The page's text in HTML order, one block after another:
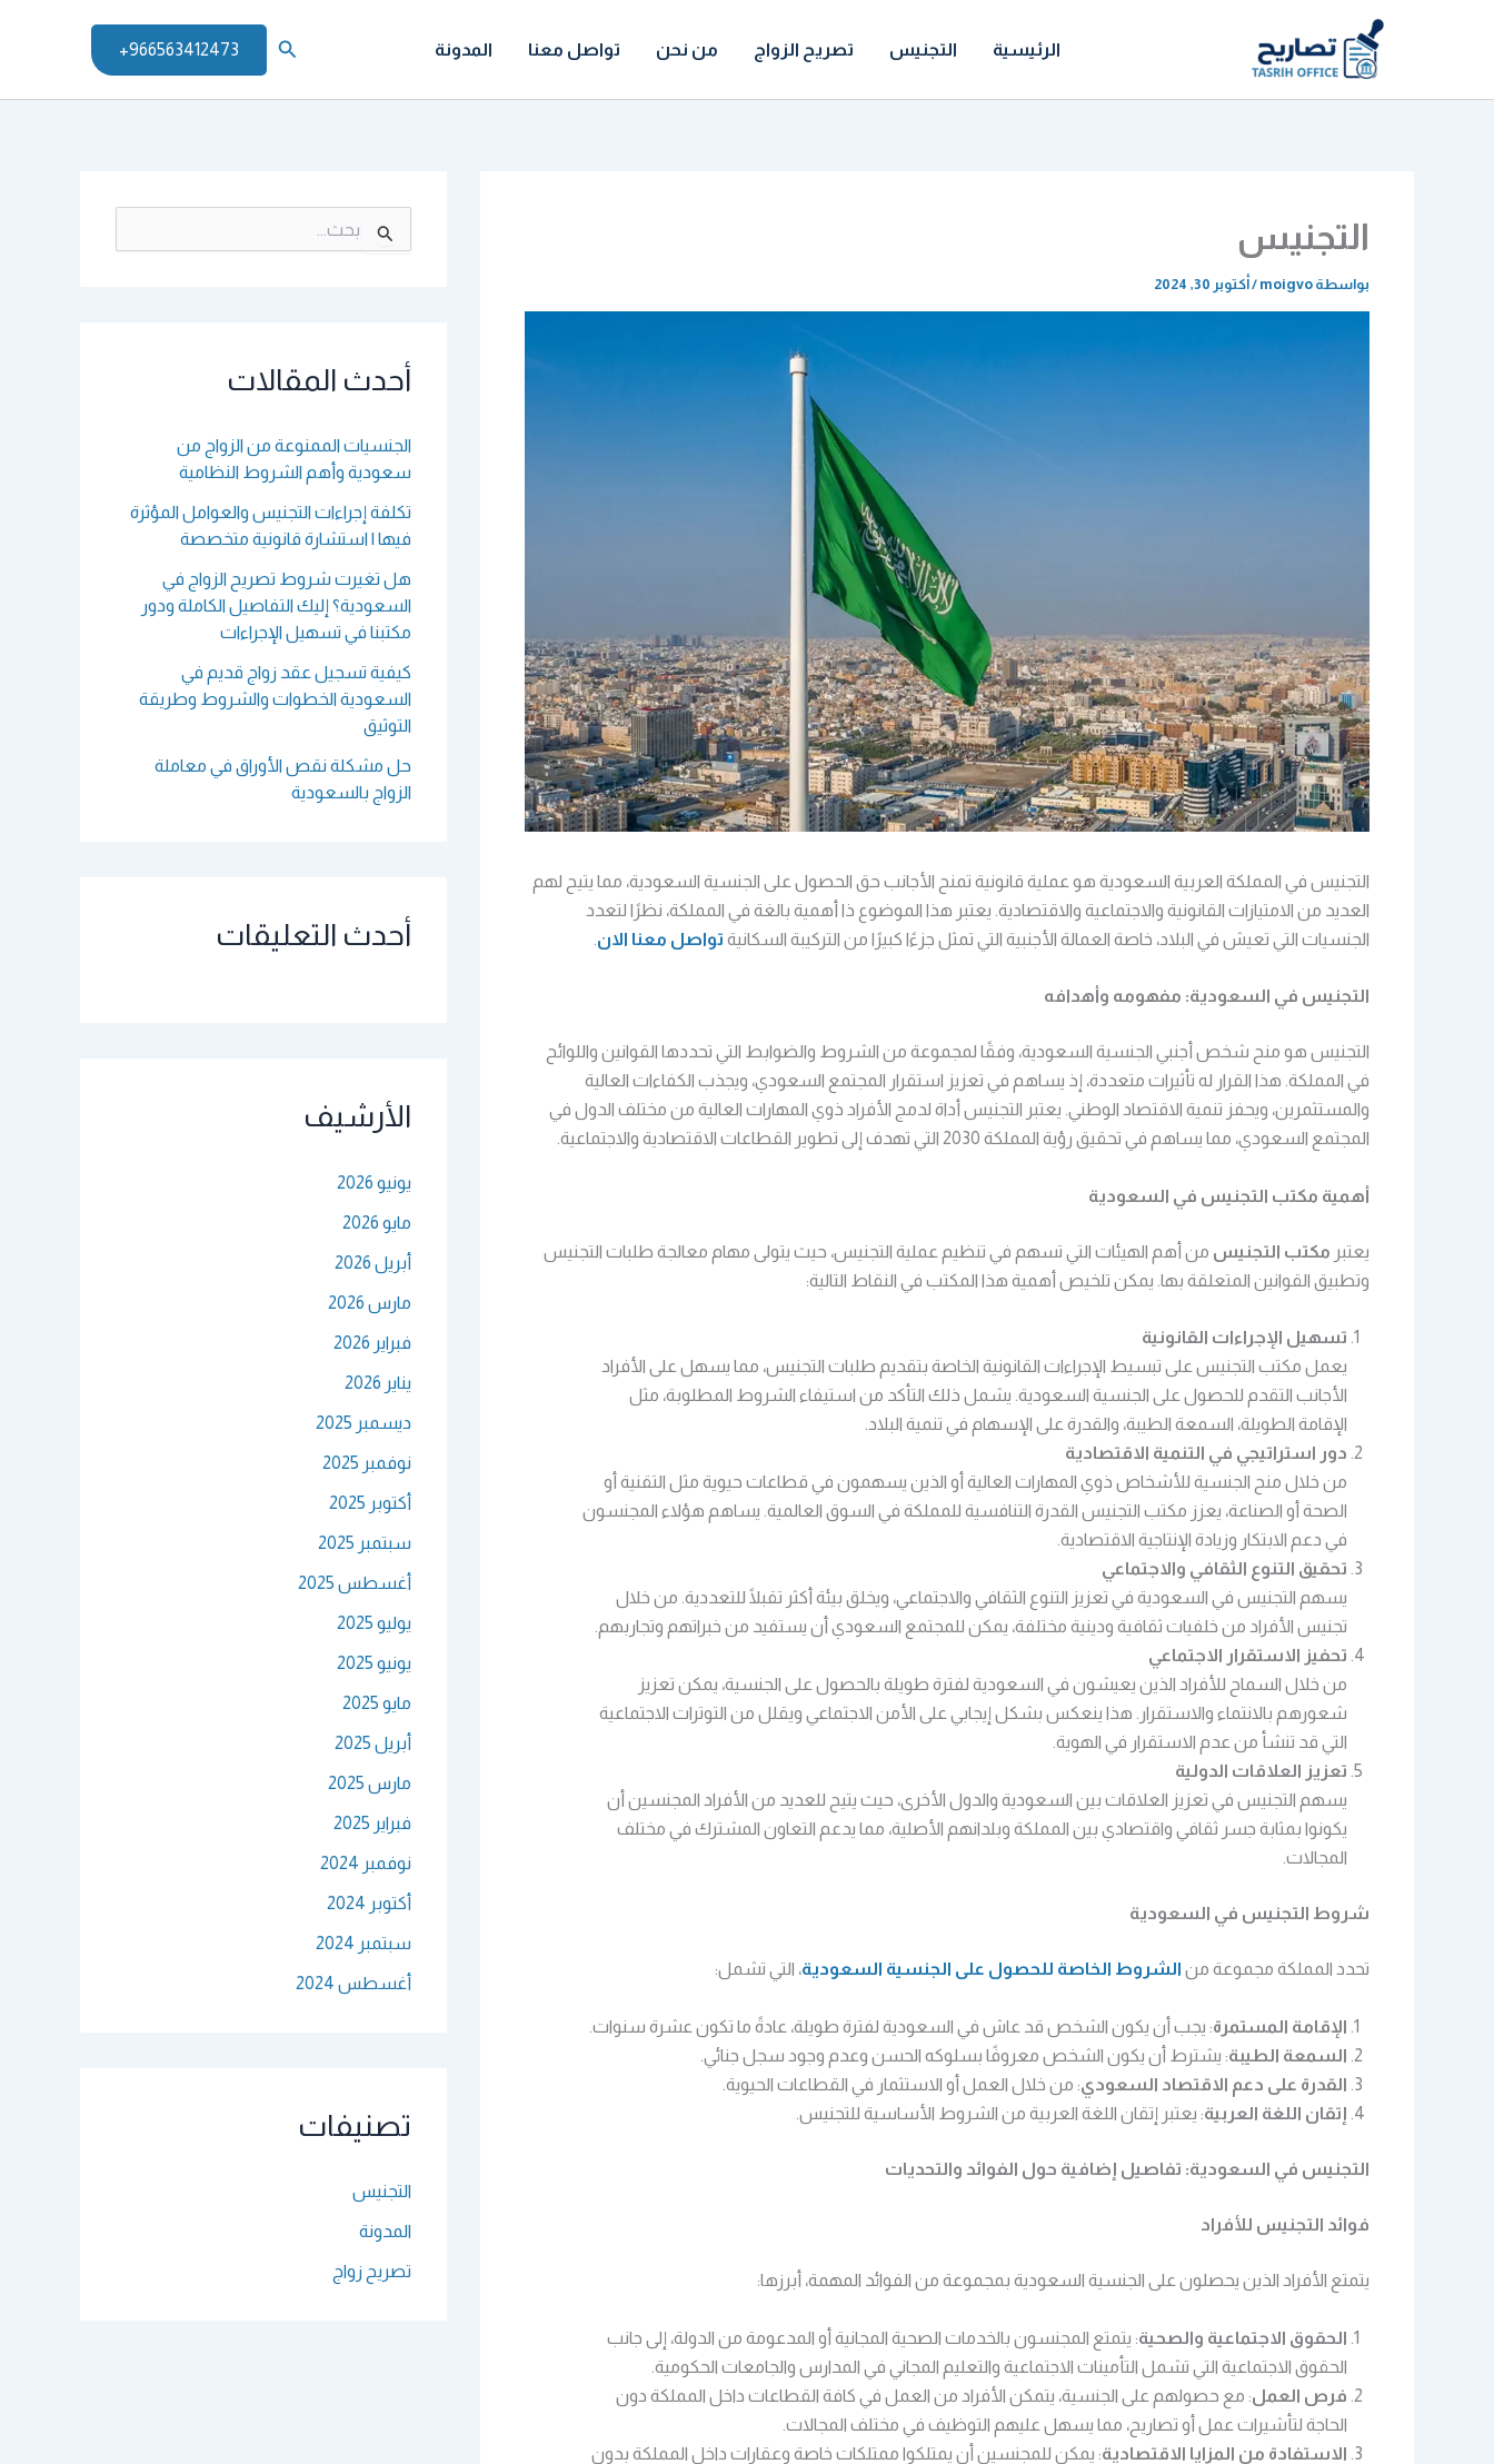
الرئيسية التجنيس تصريح الزواج من نحن تواصل معنا المدونة البحث 966563412473+
التجنيس
بواسطة moigvo
/أكتوبر 30, 2024
التجنيس في المملكة العربية السعودية هو عملية قانونية تمنح الأجانب حق الحصول على الجنسية السعودية، مما يتيح لهم
العديد من الامتيازات القانونية والاجتماعية والاقتصادية. يعتبر هذا الموضوع ذا أهمية بالغة في المملكة، نظرًا لتعدد
الجنسيات التي تعيش في البلاد، خاصة العمالة الأجنبية التي تمثل جزءًا كبيرًا من التركيبة السكانية تواصل معنا الان
التجنيس في السعودية: مفهومه وأهدافه
التجنيس هو منح شخص أجنبي الجنسية السعودية، وفقًا لمجموعة من الشروط والضوابط التي تحددها القوانين واللوائح
في المملكة. هذا القرار له تأثيرات متعددة، إذ يساهم في تعزيز استقرار المجتمع السعودي، ويجذب الكفاءات العالية
والمستثمرين، ويحفز تنمية الاقتصاد الوطني. يعتبر التجنيس أداة لدمج الأفراد ذوي المهارات العالية من مختلف الدول في
المجتمع السعودي، مما يساهم في تحقيق رؤية المملكة 2030 التي تهدف إلى تطوير القطاعات الاقتصادية والاجتماعية.
أهمية مكتب التجنيس في السعودية
يعتبر مكتب التجنيس من أهم الهيئات التي تسهم في تنظيم عملية التجنيس، حيث يتولى مهام معالجة طلبات التجنيس
وتطبيق القوانين المتعلقة بها. يمكن تلخيص أهمية هذا المكتب في النقاط التالية:
تسهيل الإجراءات القانونية
يعمل مكتب التجنيس على تبسيط الإجراءات القانونية الخاصة بتقديم طلبات التجنيس، مما يسهل على الأفراد
الأجانب التقدم للحصول على الجنسية السعودية. يشمل ذلك التأكد من استيفاء الشروط المطلوبة، مثل
الإقامة الطويلة، السمعة الطيبة، والقدرة على الإسهام في تنمية البلاد.
دور استراتيجي في التنمية الاقتصادية
من خلال منح الجنسية للأشخاص ذوي المهارات العالية أو الذين يسهمون في قطاعات حيوية مثل التقنية أو
الصحة أو الصناعة، يعزز مكتب التجنيس القدرة التنافسية للمملكة في السوق العالمية. يساهم هؤلاء المجنسون
في دعم الابتكار وزيادة الإنتاجية الاقتصادية.
تحقيق التنوع الثقافي والاجتماعي
يسهم التجنيس في السعودية في تعزيز التنوع الثقافي والاجتماعي، ويخلق بيئة أكثر تقبلًا للتعددية. من خلال
تجنيس الأفراد من خلفيات ثقافية ودينية مختلفة، يمكن للمجتمع السعودي أن يستفيد من خبراتهم وتجاربهم.
تحفيز الاستقرار الاجتماعي
من خلال السماح للأفراد الذين يعيشون في السعودية لفترة طويلة بالحصول على الجنسية، يمكن تعزيز
شعورهم بالانتماء والاستقرار. هذا ينعكس بشكل إيجابي على الأمن الاجتماعي ويقلل من التوترات الاجتماعية
التي قد تنشأ من عدم الاستقرار في الهوية.
تعزيز العلاقات الدولية
يسهم التجنيس في تعزيز العلاقات بين السعودية والدول الأخرى، حيث يتيح للعديد من الأفراد المجنسين أن
يكونوا بمثابة جسر ثقافي واقتصادي بين المملكة وبلدانهم الأصلية، مما يدعم التعاون المشترك في مختلف
المجالات.
شروط التجنيس في السعودية
تحدد المملكة مجموعة من الشروط الخاصة للحصول على الجنسية السعودية، التي تشمل:
الإقامة المستمرة: يجب أن يكون الشخص قد عاش في السعودية لفترة طويلة، عادةً ما تكون عشرة سنوات.
السمعة الطيبة: يشترط أن يكون الشخص معروفًا بسلوكه الحسن وعدم وجود سجل جنائي.
القدرة على دعم الاقتصاد السعودي: من خلال العمل أو الاستثمار في القطاعات الحيوية.
إتقان اللغة العربية: يعتبر إتقان اللغة العربية من الشروط الأساسية للتجنيس.
التجنيس في السعودية: تفاصيل إضافية حول الفوائد والتحديات
فوائد التجنيس للأفراد
يتمتع الأفراد الذين يحصلون على الجنسية السعودية بمجموعة من الفوائد المهمة، أبرزها:
الحقوق الاجتماعية والصحية: يتمتع المجنسون بالخدمات الصحية المجانية أو المدعومة من الدولة، إلى جانب
الحقوق الاجتماعية التي تشمل التأمينات الاجتماعية والتعليم المجاني في المدارس والجامعات الحكومية.
فرص العمل: مع حصولهم على الجنسية، يتمكن الأفراد من العمل في كافة القطاعات داخل المملكة دون
الحاجة لتأشيرات عمل أو تصاريح، مما يسهل عليهم التوظيف في مختلف المجالات.
الاستفادة من المزايا الاقتصادية: يمكن للمجنسين أن يمتلكوا ممتلكات خاصة وعقارات داخل المملكة بدون
ل
ن
:أحدث المقالات
الجنسيات الممنوعة من الزواج من
سعودية وأهم الشروط النظامية
تكلفة إجراءات التجنيس والعوامل المؤثرة
فيها | استشارة قانونية متخصصة
هل تغيرت شروط تصريح الزواج في
السعودية؟ إليك التفاصيل الكاملة ودور
مكتبنا في تسهيل الإجراءات
كيفية تسجيل عقد زواج قديم في
السعودية الخطوات والشروط وطريقة
التوثيق
حل مشكلة نقص الأوراق في معاملة
الزواج بالسعودية
أحدث التعليقات
الأرشيف
يونيو 2026
مايو 2026
أبريل 2026
مارس 2026
فبراير 2026
يناير 2026
ديسمبر 2025
نوفمبر 2025
أكتوبر 2025
سبتمبر 2025
أغسطس 2025
يوليو 2025
يونيو 2025
مايو 2025
أبريل 2025
مارس 2025
فبراير 2025
نوفمبر 2024
أكتوبر 2024
سبتمبر 2024
أغسطس 2024
تصنيفات
التجنيس
المدونة
تصريح زواج